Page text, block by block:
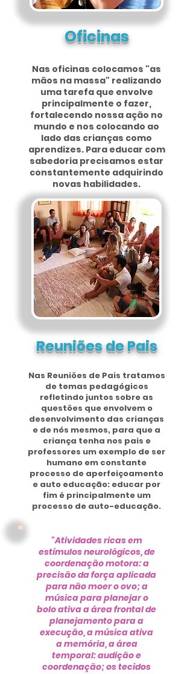
Oficinas
Nas oficinas colocamos "as
mãos na massa" realizando
uma tarefa que envolve
principalmente o fazer,
fortalecendo nossa ação no
mundo e nos colocando ao
lado das crianças como
aprendizes. Para educar com
sabedoria precisamos estar
constantemente adquirindo
novas habilidades.
Reuniões de Pais
Nas Reuniões de Pais tratamos
de temas pedagógicos
refletindo juntos sobre as
questões que envolvem o
desenvolvimento das crianças
e de nós mesmos, para que a
criança tenha nos pais e
professores um exemplo de ser
humano em constante
processo de aperfeiçoamento
e auto educação: educar por
fim é principalmente um
processo de auto-educação.
"Atividades ricas em
estímulos neurológicos, de
coordenação motora: a
precisão da força aplicada
para não moer o ovo; a
música para planejar o
bolo ativa a área frontal de
planejamento para a
execução, a música ativa
a memória, a área
temporal: audição e
coordenação; os tecidos